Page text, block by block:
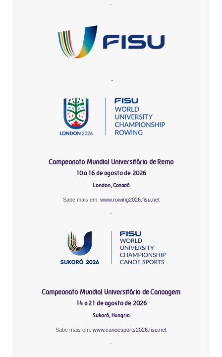
-
-
Campeonato Mundial Universitário de Remo
10 a 16 de agosto de 2026
London, Canadá
Sabe mais em: www.rowing2026.fisu.net
-
Campeonato Mundial Universitário de Canoagem
14 a 21 de agosto de 2026
Sukoró, Hungria
Sabe mais em: www.canoesports2026.fisu.net
-